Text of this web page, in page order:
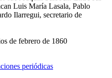
Luis María Lasala, Pablo
Ilarregui, secretario de
de febrero de 1860
periódicas